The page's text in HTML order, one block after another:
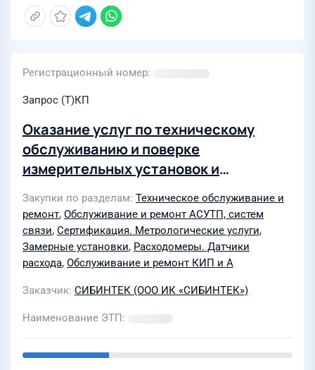
Регистрационный номер
Запрос (Т)КП
Оказание услуг по техническому
обслуживанию и поверке
измерительных установок и
многофазных расходомеров «ОЗНА-
Vx»
Закупки по разделам Техническое обслуживание и
ремонт, Обслуживание и ремонт АСУТП, систем
связи, Сертификация. Метрологические услуги,
Замерные установки, Расходомеры. Датчики
расхода, Обслуживание и ремонт КИП и А
Заказчик СИБИНТЕК (ООО ИК «СИБИНТЕК»)
Наименование ЭТП